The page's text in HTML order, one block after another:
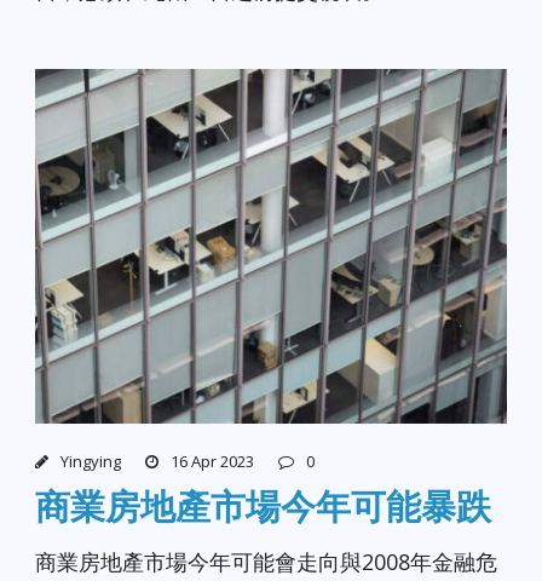
Yingying 16 Apr 2023 0
商業房地產市場今年可能暴跌
商業房地產市場今年可能會走向與2008年金融危